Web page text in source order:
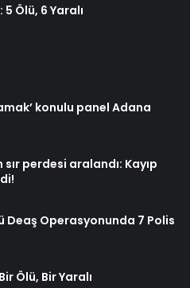
Ölü, 6 Yaralı
konulu panel Adana
perdesi aralandı: Kayıp
Deaş Operasyonunda 7 Polis
Ölü, Bir Yaralı